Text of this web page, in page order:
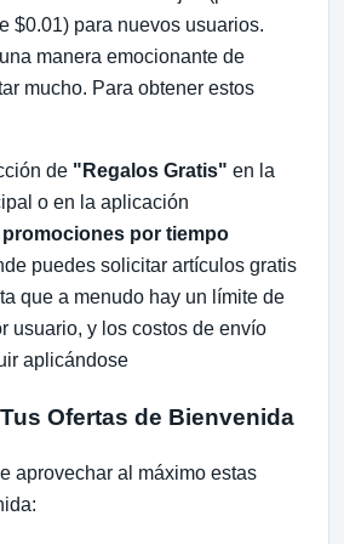
$0.01) para nuevos usuarios.
manera emocionante de
mucho. Para obtener estos
de "Regalos Gratis" en la
o en la aplicación
promociones por tiempo
puedes solicitar artículos gratis
que a menudo hay un límite de
usuario, y los costos de envío
aplicándose
Ofertas de Bienvenida
aprovechar al máximo estas